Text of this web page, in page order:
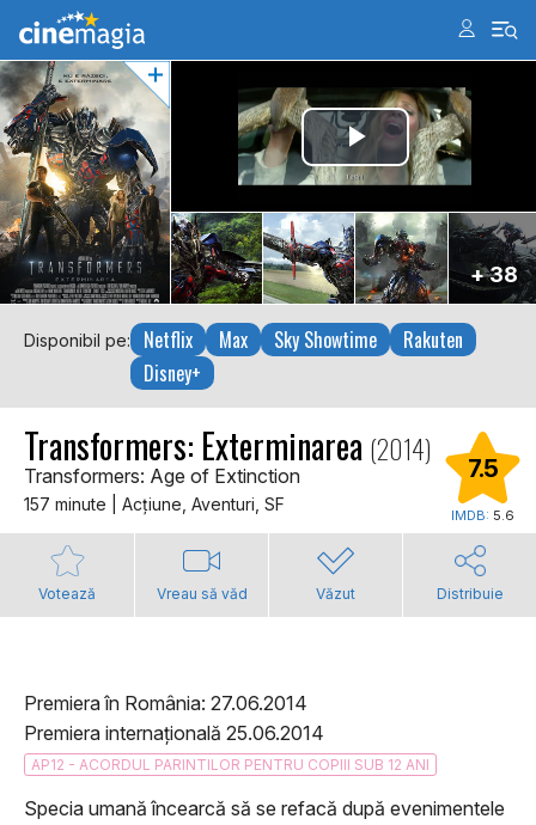
+ 38
Disponibil pe: Netflix Max Sky Showtime
Rakuten
Disney+
Transformers: Exterminarea (2014)
Transformers: Age of Extinction
157 minute | Acţiune, Aventuri, SF
7.5
IMDB: 5.6
Votează Vreau să văd Văzut Distribuie
Premiera în România: 27.06.2014
Premiera internațională 25.06.2014
AP12 - ACORDUL PARINTILOR PENTRU COPIII SUB 12 ANI
Specia umană încearcă să se refacă după evenimentele